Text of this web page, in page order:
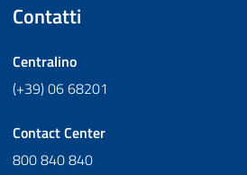
Contatti
Centralino
(+39) 06 68201
Contact Center
800 840 840